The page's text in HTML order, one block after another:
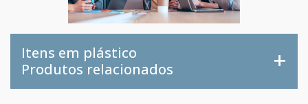
Itens em plástico
Produtos relacionados